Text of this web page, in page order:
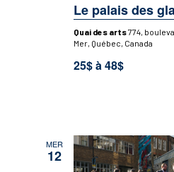
Le palais des
Quai des arts774,
Mer, Québec, Canada
25$ à 48$
MER
12